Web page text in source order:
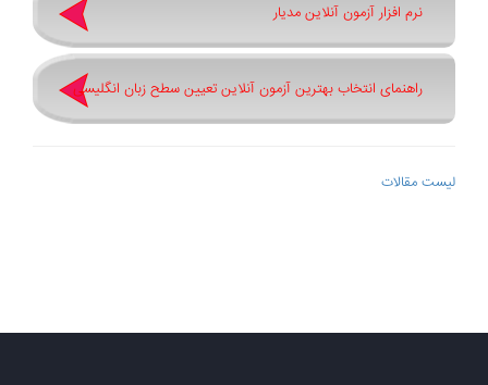
نرم افزار آزمون آنلاین مدیار
راهنمای انتخاب بهترین آزمون آنلاین تعیین سطح زبان انگلیسی
لیست مقالات